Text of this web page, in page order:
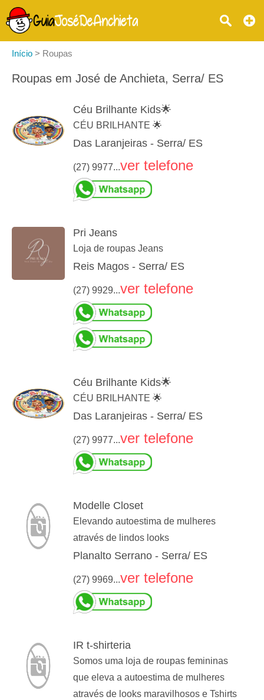
Início > Roupas
Roupas em José de Anchieta, Serra/ ES
Céu Brilhante Kids🌟
CÉU BRILHANTE 🌟
Das Laranjeiras - Serra/ ES
(27) 9977...ver telefone
Pri Jeans
Loja de roupas Jeans
Reis Magos - Serra/ ES
(27) 9929...ver telefone
Céu Brilhante Kids🌟
CÉU BRILHANTE 🌟
Das Laranjeiras - Serra/ ES
(27) 9977...ver telefone
Modelle Closet
Elevando autoestima de mulheres
através de lindos looks
Planalto Serrano - Serra/ ES
(27) 9969...ver telefone
IR t-shirteria
Somos uma loja de roupas femininas
que eleva a autoestima de mulheres
através de looks maravilhosos e Tshirts